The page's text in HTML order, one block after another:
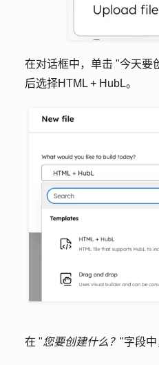
在对话框中，单击 "今天要
后选择HTML + HubL。
在 "您要创建什么？ "字段